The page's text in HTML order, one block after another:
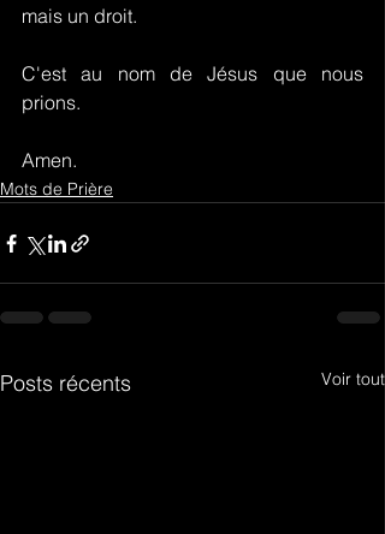
mais un droit.
C'est au nom de Jésus que nous
prions.
Amen.
Mots de Prière
Posts récents Voir tout